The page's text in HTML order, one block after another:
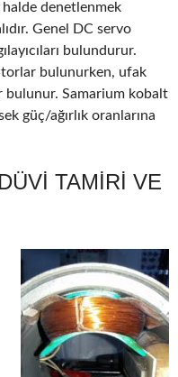
halde denetlenmek
Genel DC servo
bulundurur.
bulunurken, ufak
bulunur. Samarium kobalt
güç/ağırlık oranlarına
TAMIRI VE